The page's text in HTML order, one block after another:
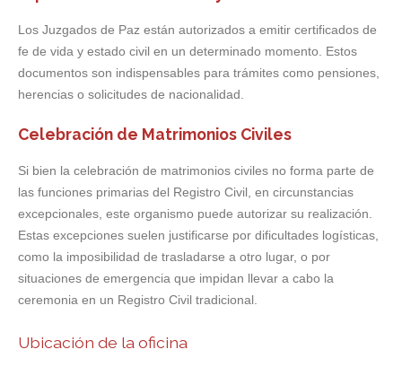
Los Juzgados de Paz están autorizados a emitir certificados de
fe de vida y estado civil en un determinado momento. Estos
documentos son indispensables para trámites como pensiones,
herencias o solicitudes de nacionalidad.
Celebración de Matrimonios Civiles
Si bien la celebración de matrimonios civiles no forma parte de
las funciones primarias del Registro Civil, en circunstancias
excepcionales, este organismo puede autorizar su realización.
Estas excepciones suelen justificarse por dificultades logísticas,
como la imposibilidad de trasladarse a otro lugar, o por
situaciones de emergencia que impidan llevar a cabo la
ceremonia en un Registro Civil tradicional.
Ubicación de la oficina